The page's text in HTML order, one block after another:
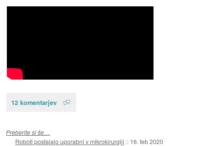
12 komentarjev
Preberite si še…
Roboti postajajo uporabni v mikrokirurgiji :: 16. feb 2020